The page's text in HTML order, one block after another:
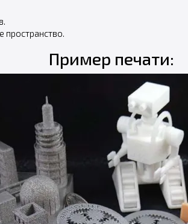
пространство.
Пример печати: